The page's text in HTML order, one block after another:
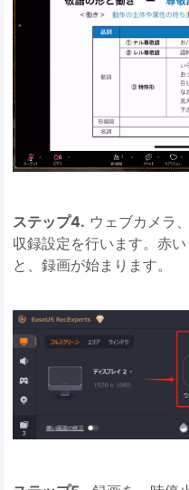
ステップ4. ウェブカメラ
収録設定を行います。赤い
と、録画が始まります。